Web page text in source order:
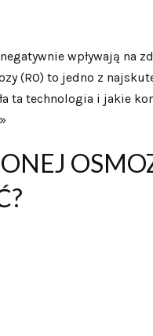
wpływają na
(RO) to jedno z
ta technologia i jakie